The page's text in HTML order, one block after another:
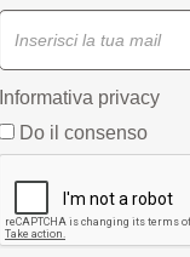
Informativa privacy
Do il consenso